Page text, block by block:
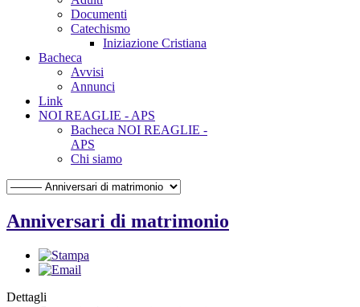
Documenti
Catechismo
Iniziazione Cristiana
Bacheca
Avvisi
Annunci
Link
NOI REAGLIE - APS
Bacheca NOI REAGLIE -
APS
Chi siamo
Anniversari di matrimonio
Dettagli